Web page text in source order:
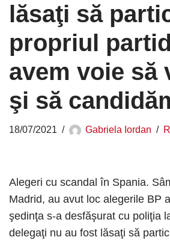
lăsaţi să
propriul
avem voie să
şi să
18/07/2021 Gabriela Iordan
Alegeri cu scandal în Spania.
Madrid, au avut loc alegerile BP
şedinţa s-a desfăşurat cu poliţia
delegaţi nu au fost lăsaţi să